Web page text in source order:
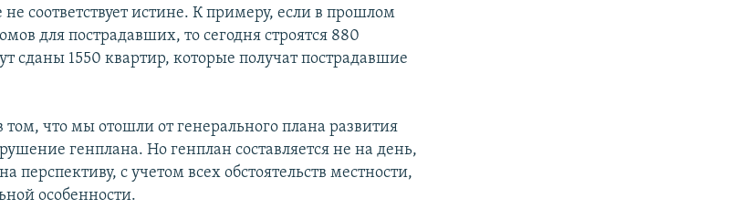
соответствует истине. К примеру, если в прошлом
для пострадавших, то сегодня строятся 880
сданы 1550 квартир, которые получат пострадавшие
том, что мы отошли от генерального плана развития
генплана. Но генплан составляется не на день,
перспективу, с учетом всех обстоятельств местности,
особенности.